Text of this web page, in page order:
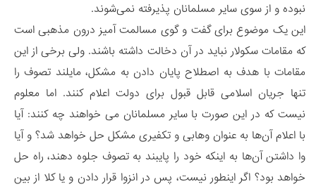
نبوده و از سوی سایر مسلمانان پذیرفته نمی‌شوند.
این یک موضوع برای گفت و گوی مسالمت آمیز درون مذهبی است
که مقامات سکولار نباید در آن دخالت داشته باشند. ولی برخی از این
مقامات با هدف به اصطلاح پایان دادن به مشکل، مایلند تصوف را
تنها جریان اسلامی قابل قبول برای دولت اعلام کنند. اما معلوم
نیست که در این صورت با سایر مسلمانان می خواهند چه کنند: آیا
با اعلام آن‌ها به عنوان وهابی و تکفیری مشکل حل خواهد شد؟ و آیا
وا داشتن آن‌ها به اینکه خود را پایبند به تصوف جلوه دهند، راه حل
خواهد بود؟ اگر اینطور نیست، پس در انزوا قرار دادن و یا کلا از بین